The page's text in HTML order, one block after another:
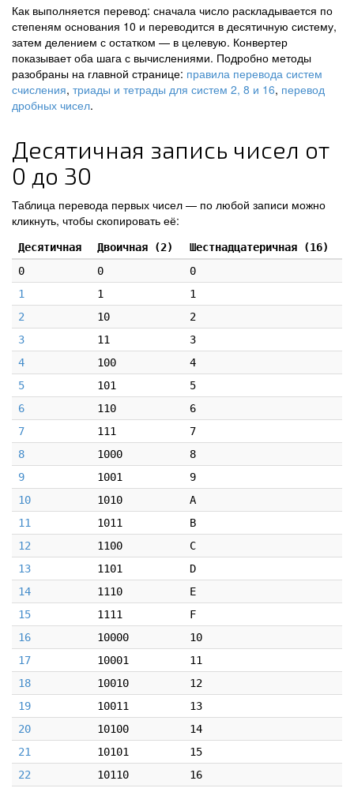
Как выполняется перевод: сначала число раскладывается по
степеням основания 10 и переводится в десятичную систему,
затем делением с остатком — в целевую. Конвертер
показывает оба шага с вычислениями. Подробно методы
разобраны на главной странице: правила перевода систем
счисления, триады и тетрады для систем 2, 8 и 16, перевод
дробных чисел.
Десятичная запись чисел от
0 до 30
Таблица перевода первых чисел — по любой записи можно
кликнуть, чтобы скопировать её:
Десятичная Двоичная (2)
Шестнадцатеричная (16)
0
0
0
1
1
1
2
10
2
3
11
3
4
100
4
5
101
5
6
110
6
7
111
7
8
1000
8
9
1001
9
10
1010
A
11
1011
B
12
1100
C
13
1101
D
14
1110
E
15
1111
F
16
10000
10
17
10001
11
18
10010
12
19
10011
13
20
10100
14
21
10101
15
22
10110
16